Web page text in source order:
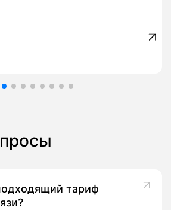
тариф